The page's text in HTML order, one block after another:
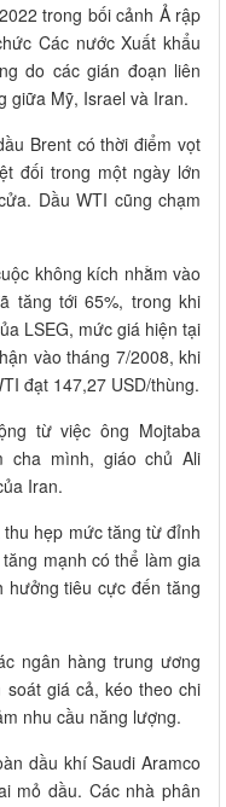
trong bối cảnh Ả rập
Các nước Xuất khẩu
do các gián đoạn liên
giữa Mỹ, Israel và Iran.
Brent có thời điểm vọt
đối trong một ngày lớn
Dầu WTI cũng chạm
không kích nhằm vào
tăng tới 65%, trong khi
LSEG, mức giá hiện tại
vào tháng 7/2008, khi
đạt 147,27 USD/thùng.
từ việc ông Mojtaba
cha mình, giáo chủ Ali
Iran.
hẹp mức tăng từ đỉnh
mạnh có thể làm gia
tiêu cực đến tăng
ngân hàng trung ương
giá cả, kéo theo chi
nhu cầu năng lượng.
dầu khí Saudi Aramco
mỏ dầu. Các nhà phân